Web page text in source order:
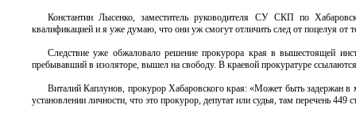
Константин Лысенко, заместитель руководителя СУ СКП по
квалификацией и я уже думаю, что они уж смогут отличить след от поцелуя от
Следствие уже обжаловало решение прокурора края в вышестоящей
пребывавший в изоляторе, вышел на свободу. В краевой прокуратуре
Виталий Каплунов, прокурор Хабаровского края: «Может быть задержан в
установлении личности, что это прокурор, депутат или судья, там перечень